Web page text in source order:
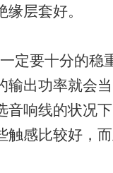
层套好。
要十分的稳
输出功率就会
音响线的状况
触感比较好，